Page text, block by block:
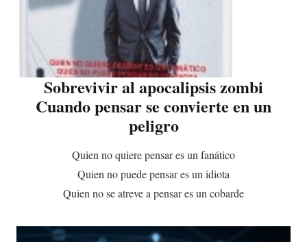
Sobrevivir al apocalipsis zombi
Cuando pensar se convierte en un
peligro
Quien no quiere pensar es un fanático
Quien no puede pensar es un idiota
Quien no se atreve a pensar es un cobarde